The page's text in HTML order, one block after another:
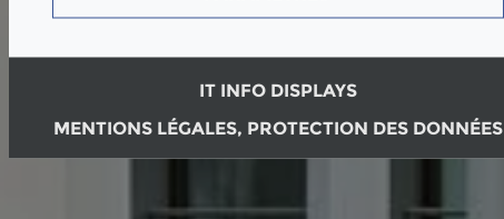
IT INFO DISPLAYS
MENTIONS LÉGALES, PROTECTION DES DONNÉES